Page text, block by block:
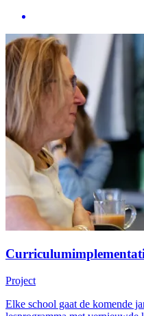
Project
Elke school gaat de komende